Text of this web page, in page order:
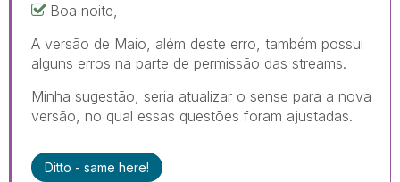
Boa noite,
A versão de Maio, além deste erro, também possui
alguns erros na parte de permissão das streams.
Minha sugestão, seria atualizar o sense para a nova
versão, no qual essas questões foram ajustadas.
Ditto - same here!